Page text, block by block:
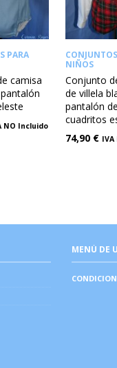
PARA
camisa
NO Incluido
NIÑOS
Conjunto
de villela
pantalón de
cuadritos
74,90 €
MENÚ DE